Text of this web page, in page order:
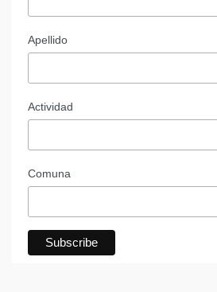
Apellido
Actividad
Comuna